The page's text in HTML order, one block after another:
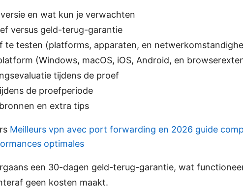
en wat kun je verwachten
versus geld-terug-garantie
te testen (platforms, apparaten, en
(Windows, macOS, iOS, Android, en
tijdens de proef
de proefperiode
en extra tips
Meilleurs vpn avec port forwarding en 2026 guide
optimales
een 30-dagen geld-terug-garantie, wat
geen kosten maakt.